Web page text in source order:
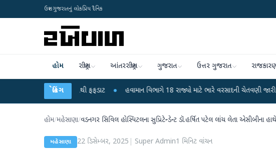
ઉત્તર ગુજરાતનું લોકપ્રિય દૈનિક
હોમ રાષ્ટ્રીય આંતરરાષ્ટ્રીય ગુજરાત ઉત્તર ગુજરાત
બ્રેકિંગ
મોતથી ફફડાટ હવામાન વિભાગે 18 રાજ્યો માટે ભારે વરસાદની ચેતવણી જારી કરી ●
હોમ/મહેસાણા/વડનગર સિવિલ હોસ્પિટલના સુપ્રિટેન્ડેન્ટ ડૉ.હર્ષિત પટેલ લાંચ લેતા એસીબીના
મહેસાણા 22 ડિસેમ્બર, 2025 Super Admin1 મિનિટ વાંચન